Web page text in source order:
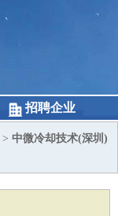
招聘企业
> 中微冷却技术(深圳)